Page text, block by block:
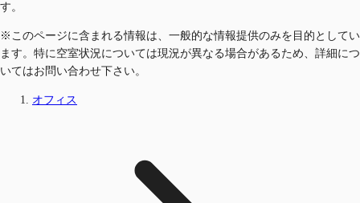
す。
※このページに含まれる情報は、一般的な情報提供のみを目的としてい
ます。特に空室状況については現況が異なる場合があるため、詳細につ
いてはお問い合わせ下さい。
オフィス